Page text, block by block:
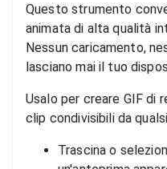
Questo strumento
animata di alta qualità
Nessun caricamento,
lasciano mai il tuo
Usalo per creare GIF di
clip condivisibili da
Trascina o